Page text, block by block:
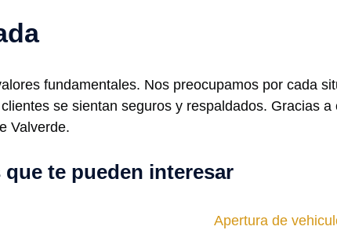
fundamentales. Nos preocupamos por cada
se sientan seguros y respaldados. Gracias
Valverde.
te pueden interesar
Apertura de